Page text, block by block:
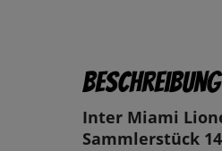
Beschreibung
Inter Miami
Sammlerstück